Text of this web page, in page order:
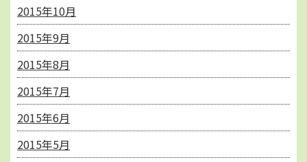
2015年10月
2015年9月
2015年8月
2015年7月
2015年6月
2015年5月